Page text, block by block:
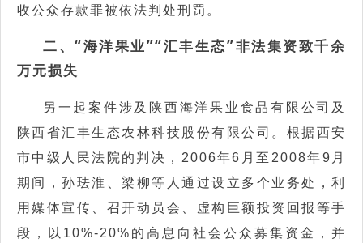
收公众存款罪被依法判处刑罚。
二、“海洋果业”“汇丰生态”非法集资致千余
万元损失
另一起案件涉及陕西海洋果业食品有限公司及
陕西省汇丰生态农林科技股份有限公司。根据西安
市中级人民法院的判决，2006年6月至2008年9月
期间，孙珐淮、梁柳等人通过设立多个业务处，利
用媒体宣传、召开动员会、虚构巨额投资回报等手
段，以10%-20%的高息向社会公众募集资金，并